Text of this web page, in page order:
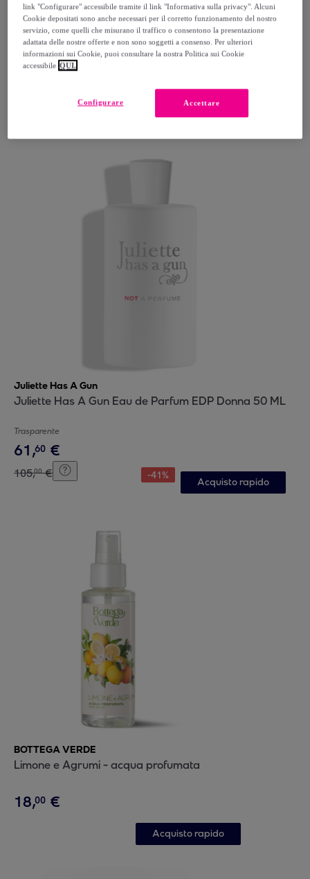
BOTTEGA VERDE
Cocco - Eau de toilette
-61%
Acquisto rapido
Juliette Has A Gun
Juliette Has A Gun Eau de Parfum EDP Donna 50 ML
Trasparente
61,60 €
105,00 € -41%
Acquisto rapido
BOTTEGA VERDE
Limone e Agrumi - acqua profumata
18,00 €
Acquisto rapido
link "Configurare" accessibile tramite il link "Informativa sulla privacy". Alcuni
Cookie depositati sono anche necessari per il corretto funzionamento del nostro
servizio, come quelli che misurano il traffico o consentono la presentazione
adattata delle nostre offerte e non sono soggetti a consenso. Per ulteriori
informazioni sui Cookie, puoi consultare la nostra Politica sui Cookie
accessibile QUI.
Accettare
Configurare